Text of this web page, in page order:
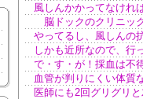
風しんかかってなけれ
脳ドックのクリニッ
やってるし、風しんの
しかも近所なので、行
で・す・が！採血は不
血管が判りにくい体質
医師にも2回グリグリ